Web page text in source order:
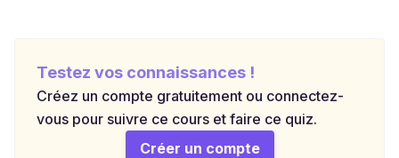
Testez vos connaissances !
Créez un compte gratuitement ou connectez-
vous pour suivre ce cours et faire ce quiz.
Créer un compte